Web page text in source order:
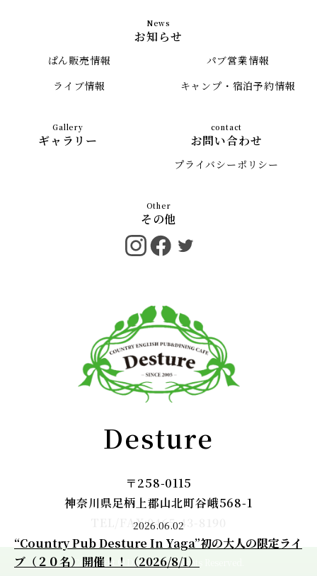
お知らせ
ぱん販売情報
パブ営業情報
ライブ情報
キャンプ・宿泊予約情報
ギャラリー お問い合わせ
プライバシーポリシー
その他
Desture
〒258-0115
神奈川県足柄上郡山北町谷峨568-1
TEL/FAX:0465-43-8190
Copyright © Desture. All Rights Reserved.
2026.06.02
“Country Pub Desture In Yaga”初の大人の限定ライ
ブ（２０名）開催！！（2026/8/1）